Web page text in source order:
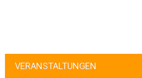
VERANSTALTUNGEN